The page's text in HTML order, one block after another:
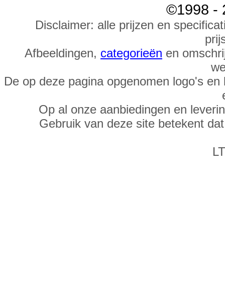
©1998 -
Disclaimer: alle prijzen en
Afbeeldingen, categorieën en
De op deze pagina opgenomen logo's
Op al onze aanbiedingen en
Gebruik van deze site betekent